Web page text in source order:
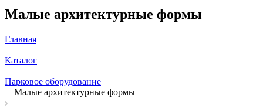
Малые архитектурные формы
Главная
—
Каталог
—
Парковое оборудование
—Малые архитектурные формы